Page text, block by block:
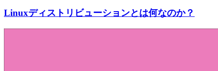
Linuxディストリビューションとは何なのか？